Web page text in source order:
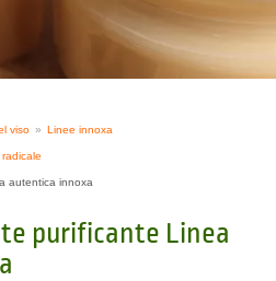
viso Linee innoxa
autentica innoxa
purificante Linea